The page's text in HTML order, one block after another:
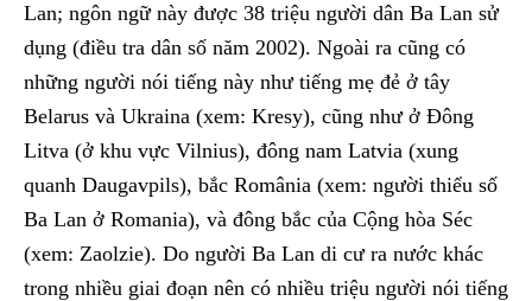
Lan; ngôn ngữ này được 38 triệu người dân Ba Lan sử
dụng (điều tra dân số năm 2002). Ngoài ra cũng có
những người nói tiếng này như tiếng mẹ đẻ ở tây
Belarus và Ukraina (xem: Kresy), cũng như ở Đông
Litva (ở khu vực Vilnius), đông nam Latvia (xung
quanh Daugavpils), bắc România (xem: người thiểu số
Ba Lan ở Romania), và đông bắc của Cộng hòa Séc
(xem: Zaolzie). Do người Ba Lan di cư ra nước khác
trong nhiều giai đoạn nên có nhiều triệu người nói tiếng